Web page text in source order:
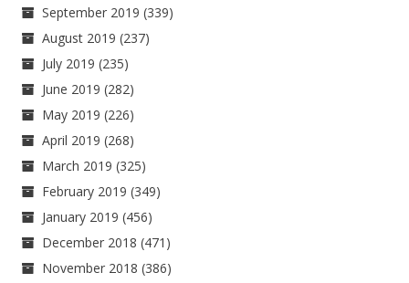
September 2019 (339)
August 2019 (237)
July 2019 (235)
June 2019 (282)
May 2019 (226)
April 2019 (268)
March 2019 (325)
February 2019 (349)
January 2019 (456)
December 2018 (471)
November 2018 (386)